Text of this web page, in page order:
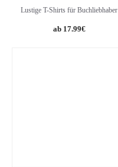
Lustige T-Shirts für Buchliebhaber
17.99€